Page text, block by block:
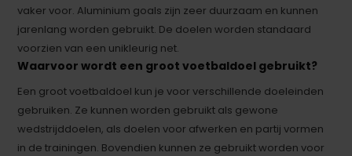
vaker voor. Aluminium goals zijn zeer duurzaam en kunnen
jarenlang worden gebruikt. De doelen worden standaard
voorzien van een unikleurig net.
Waarvoor wordt een groot voetbaldoel gebruikt?
Een groot voetbaldoel kun je voor verschillende doeleinden
gebruiken. Ze kunnen worden gebruikt als gewone
wedstrijddoelen, als doelen voor afwerken en partij vormen
in de trainingen. Bovendien kunnen ze gebruikt worden voor